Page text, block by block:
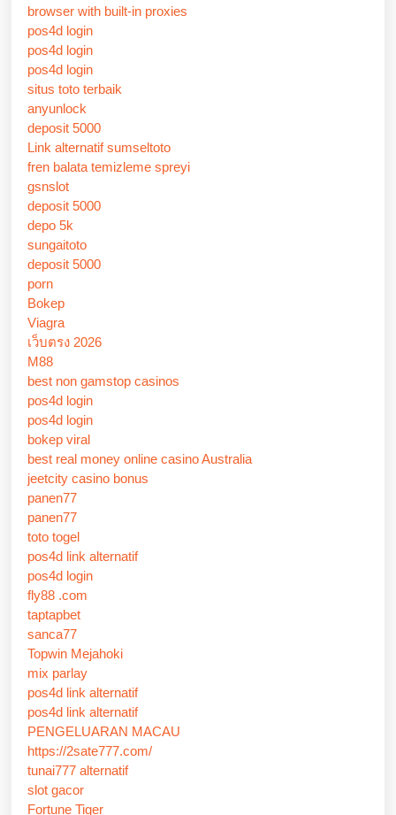
browser with built-in proxies
pos4d login
pos4d login
pos4d login
situs toto terbaik
anyunlock
deposit 5000
Link alternatif sumseltoto
fren balata temizleme spreyi
gsnslot
deposit 5000
depo 5k
sungaitoto
deposit 5000
porn
Bokep
Viagra
เว็บตรง 2026
M88
best non gamstop casinos
pos4d login
pos4d login
bokep viral
best real money online casino Australia
jeetcity casino bonus
panen77
panen77
toto togel
pos4d link alternatif
pos4d login
fly88 .com
taptapbet
sanca77
Topwin Mejahoki
mix parlay
pos4d link alternatif
pos4d link alternatif
PENGELUARAN MACAU
https://2sate777.com/
tunai777 alternatif
slot gacor
Fortune Tiger